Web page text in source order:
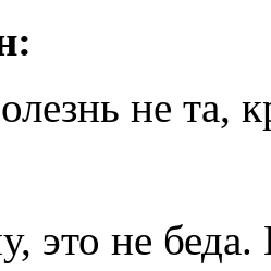
не та,
это не